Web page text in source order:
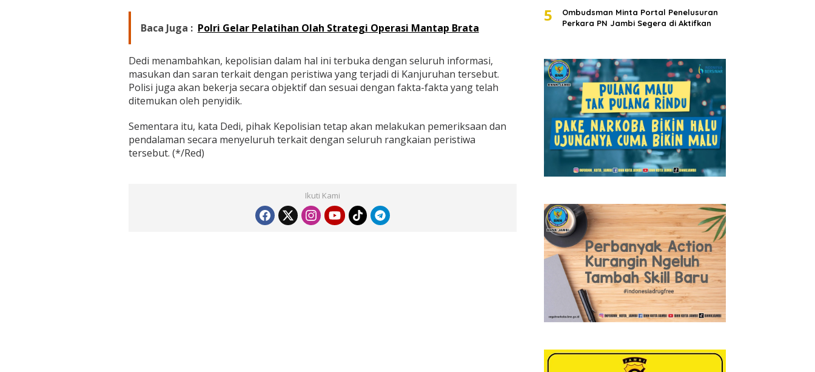
Baca Juga : Polri Gelar Pelatihan Olah Strategi Operasi Mantap Brata
Dedi menambahkan, kepolisian dalam hal ini terbuka dengan seluruh informasi,
masukan dan saran terkait dengan peristiwa yang terjadi di Kanjuruhan tersebut.
Polisi juga akan bekerja secara objektif dan sesuai dengan fakta-fakta yang telah
ditemukan oleh penyidik.
Sementara itu, kata Dedi, pihak Kepolisian tetap akan melakukan pemeriksaan dan
pendalaman secara menyeluruh terkait dengan seluruh rangkaian peristiwa
tersebut. (*/Red)
Ikuti Kami
5
Ombudsman Minta Portal Penelusuran
Perkara PN Jambi Segera di Aktifkan